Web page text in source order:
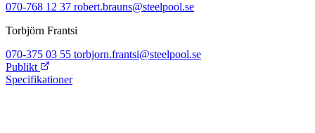
070-768 12 37 robert.brauns@steelpool.se
Torbjörn Frantsi
070-375 03 55 torbjorn.frantsi@steelpool.se
Publikt
Specifikationer